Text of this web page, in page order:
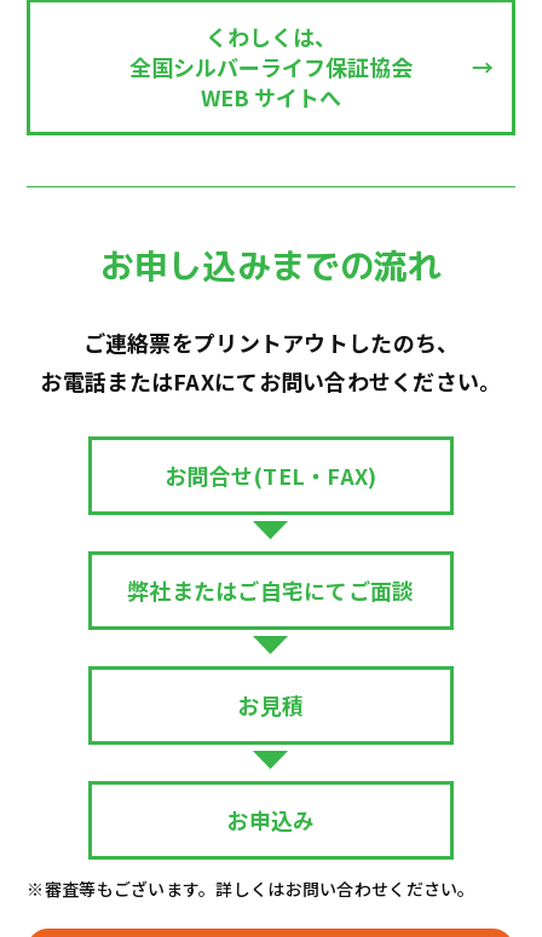
くわしくは、
全国シルバーライフ保証協会
WEB サイトへ
お申し込みまでの流れ
ご連絡票をプリントアウトしたのち、
お電話またはFAXにてお問い合わせください。
お問合せ(TEL・FAX)
弊社またはご自宅にてご面談
お見積
お申込み
※審査等もございます。詳しくはお問い合わせください。